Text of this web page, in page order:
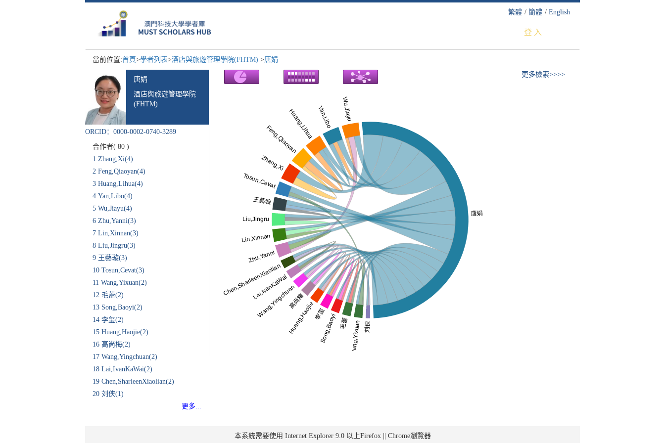
繁體 / 簡體 / English
登 入
當前位置:首頁>學者列表>酒店與旅遊管理學院(FHTM) >唐娟
唐娟
酒店與旅遊管理學院
(FHTM)
ORCID：0000-0002-0740-3289
合作者( 80 )
1 Zhang,Xi(4)
2 Feng,Qiaoyan(4)
3 Huang,Lihua(4)
4 Yan,Libo(4)
5 Wu,Jiayu(4)
6 Zhu,Yanni(3)
7 Lin,Xinnan(3)
8 Liu,Jingru(3)
9 王藝璇(3)
10 Tosun,Cevat(3)
11 Wang,Yixuan(2)
12 毛蕾(2)
13 Song,Baoyi(2)
14 李玺(2)
15 Huang,Haojie(2)
16 高尚梅(2)
17 Wang,Yingchuan(2)
18 Lai,IvanKaWai(2)
19 Chen,SharleenXiaolian(2)
20 刘侠(1)
更多...
更多檢索>>>>
本系統需要使用 Internet Explorer 9.0 以上Firefox || Chrome瀏覽器